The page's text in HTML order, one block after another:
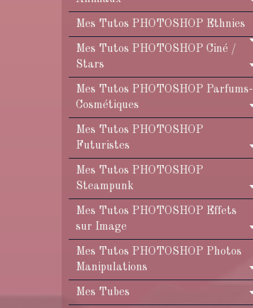
Mes Tutos PHOTOSHOP Ethnies
Mes Tutos PHOTOSHOP Ciné /
Stars
Mes Tutos PHOTOSHOP Parfums-
Cosmétiques
Mes Tutos PHOTOSHOP
Futuristes
Mes Tutos PHOTOSHOP
Steampunk
Mes Tutos PHOTOSHOP Effets
sur Image
Mes Tutos PHOTOSHOP Photos
Manipulations
Mes Tubes